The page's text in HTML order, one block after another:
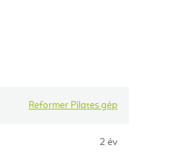
Reformer Pilates gép
2 év